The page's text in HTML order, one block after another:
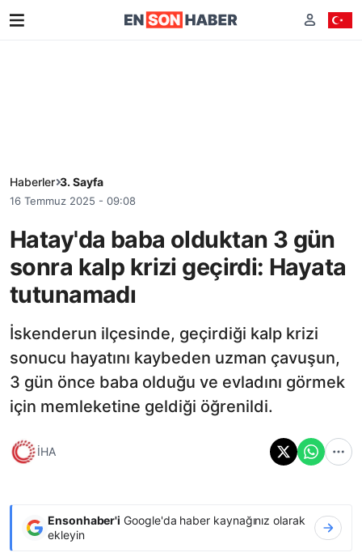
Haberler 3. Sayfa
16 Temmuz 2025 - 09:08
Hatay'da baba olduktan 3 gün
sonra kalp krizi geçirdi: Hayata
tutunamadı
İskenderun ilçesinde, geçirdiği kalp krizi
sonucu hayatını kaybeden uzman çavuşun,
3 gün önce baba olduğu ve evladını görmek
için memleketine geldiği öğrenildi.
İHA
Ensonhaber'i Google'da haber kaynağınız olarak
ekleyin